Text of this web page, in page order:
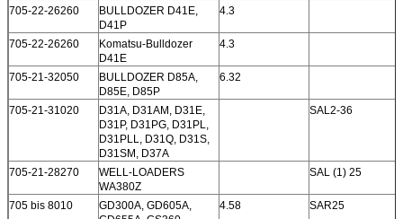
705-22-26260
BULLDOZER D41E,
D41P
4.3
705-22-26260
Komatsu-Bulldozer
D41E
4.3
705-21-32050
BULLDOZER D85A,
D85E, D85P
6.32
705-21-31020
D31A, D31AM, D31E,
D31P, D31PG, D31PL,
D31PLL, D31Q, D31S,
D31SM, D37A
SAL2-36
705-21-28270
WELL-LOADERS
WA380Z
SAL (1) 25
705 bis 8010
GD300A, GD605A,
4.58 SAR25